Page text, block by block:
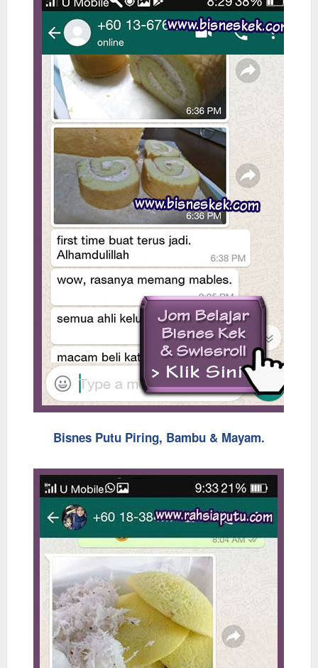
Bisnes Putu Piring, Bambu & Mayam.